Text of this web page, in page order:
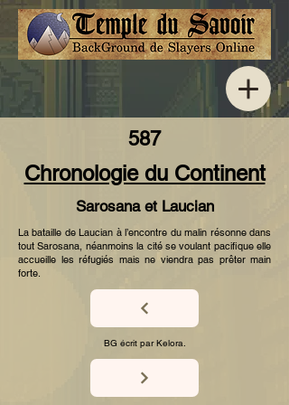
587
Chronologie du Continent
Sarosana et Laucian
La bataille de Laucian à l’encontre du malin résonne dans
tout Sarosana, néanmoins la cité se voulant pacifique elle
accueille les réfugiés mais ne viendra pas prêter main
forte.
BG écrit par Kelora.